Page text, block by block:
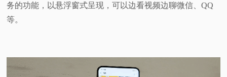
务的功能，以悬浮窗式呈现，可以边看视频边聊微信、QQ
等。